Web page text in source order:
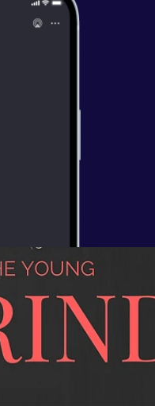
on Instagram and other social
code for life?
to make when